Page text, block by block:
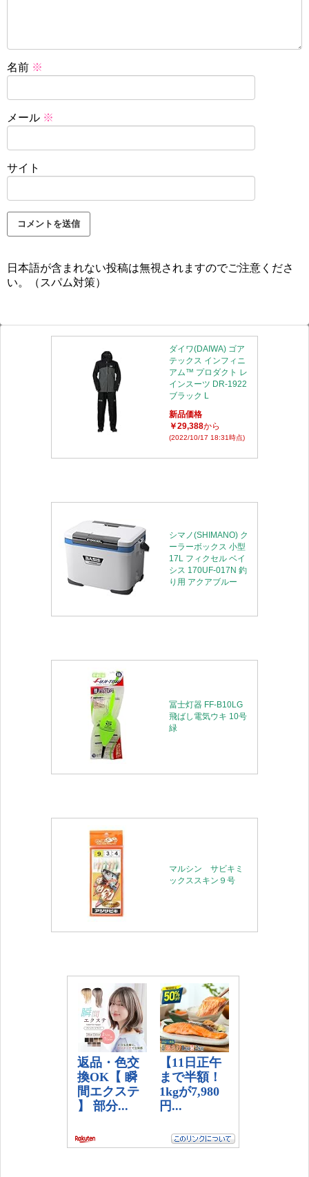
名前 ※
メール ※
サイト
日本語が含まれない投稿は無視されますのでご注意くださ
い。（スパム対策）
ダイワ(DAIWA) ゴア
テックス インフィニ
アム™ プロダクト レ
インスーツ DR-1922
ブラック L
新品価格
￥29,388から
(2022/10/17 18:31時点)
シマノ(SHIMANO) ク
ーラーボックス 小型
17L フィクセル ベイ
シス 170UF-017N 釣
り用 アクアブルー
冨士灯器 FF-B10LG
飛ばし電気ウキ 10号
緑
マルシン サビキミ
ックススキン９号